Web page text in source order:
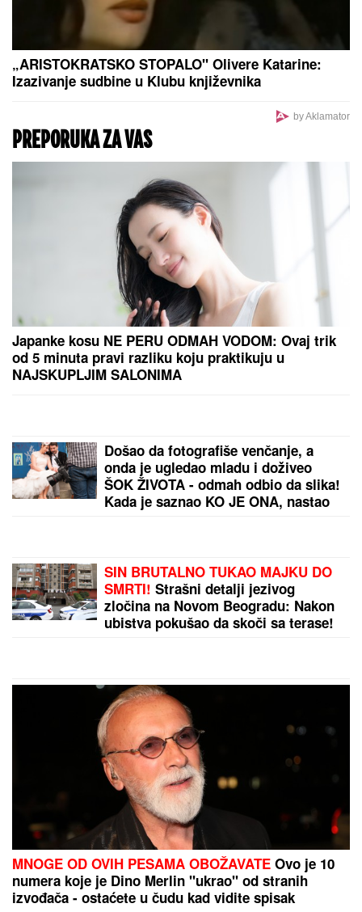
VELIKI USPEH ZA SRBE:
Tufegdžić na listi trojice najuspešnijih stručnjaka u
Detalji haosa na Velikoj plaži u Ulcinju: Novopazarac
„ARISTOKRATSKO STOPALO" Olivere Katarine:
Izazivanje sudbine u Klubu književnika
PREPORUKA ZA VAS
Japanke kosu NE PERU ODMAH VODOM: Ovaj trik
od 5 minuta pravi razliku koju praktikuju u